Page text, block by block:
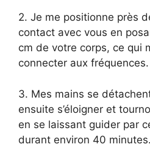
2. Je me positionne près
contact avec vous en
cm de votre corps, ce qui
connecter aux fréquences.
3. Mes mains se
ensuite s’éloigner et
en se laissant guider par
durant environ 40 minutes.